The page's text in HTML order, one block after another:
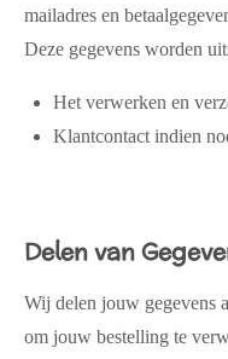
mailadres en
Deze gegevens worden
Het verwerken en
Klantcontact indien
Delen van
Wij delen jouw gegevens
om jouw bestelling te